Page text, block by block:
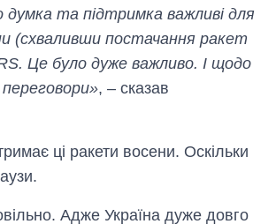
та підтримка важливі для
(схваливши постачання ракет
Це було дуже важливо. І щодо
, – сказав
ці ракети восени. Оскільки
Адже Україна дуже довго